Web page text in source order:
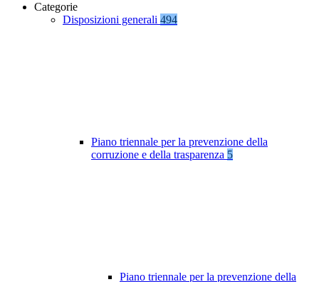
Categorie
Disposizioni generali 494
Piano triennale per la prevenzione della
corruzione e della trasparenza 5
Piano triennale per la prevenzione della